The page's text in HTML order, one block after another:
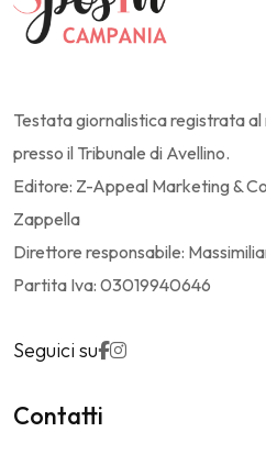
Testata giornalistica registrata
presso il Tribunale di Avellino.
Editore: Z-Appeal Marketing &
Zappella
Direttore responsabile:
Partita Iva: 03019940646
Seguici su
Contatti